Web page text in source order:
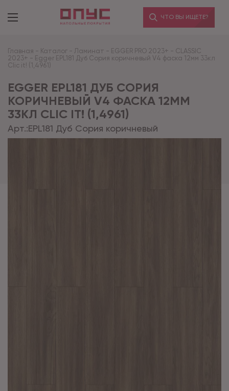
ЧТО ВЫ ИЩЕТЕ?
Главная - Каталог - Ламинат - EGGER PRO 2023+ - CLASSIC
2023+ - Egger EPL181 Дуб Сория коричневый V4 фаска 12мм 33кл
Clic it! (1,4961)
EGGER EPL181 ДУБ СОРИЯ
КОРИЧНЕВЫЙ V4 ФАСКА 12ММ
33КЛ CLIC IT! (1,4961)
Арт.:EPL181 Дуб Сория коричневый